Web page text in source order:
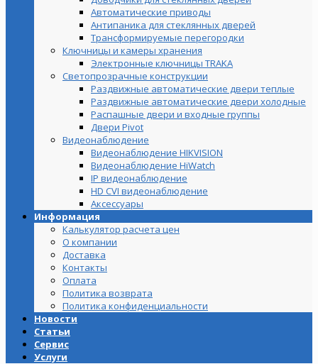
Автоматические приводы
Антипаника для стеклянных дверей
Трансформируемые перегородки
Ключницы и камеры хранения
Электронные ключницы TRAKA
Светопрозрачные конструкции
Раздвижные автоматические двери теплые
Раздвижные автоматические двери холодные
Распашные двери и входные группы
Двери Pivot
Видеонаблюдение
Видеонаблюдение HIKVISION
Видеонаблюдение HiWatch
IP видеонаблюдение
HD CVI видеонаблюдение
Аксессуары
Информация
Калькулятор расчета цен
О компании
Доставка
Контакты
Оплата
Политика возврата
Политика конфиденциальности
Новости
Статьи
Сервис
Услуги